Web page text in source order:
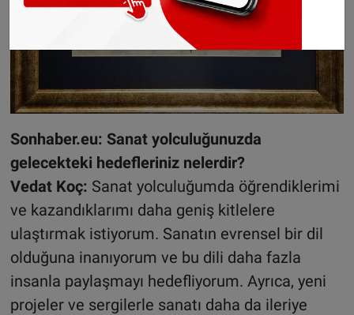
Sonhaber.eu: Sanat yolculuğunuzda
gelecekteki hedefleriniz nelerdir?
Vedat Koç: Sanat yolculuğumda öğrendiklerimi
ve kazandıklarımı daha geniş kitlelere
ulaştırmak istiyorum. Sanatın evrensel bir dil
olduğuna inanıyorum ve bu dili daha fazla
insanla paylaşmayı hedefliyorum. Ayrıca, yeni
projeler ve sergilerle sanatı daha da ileriye